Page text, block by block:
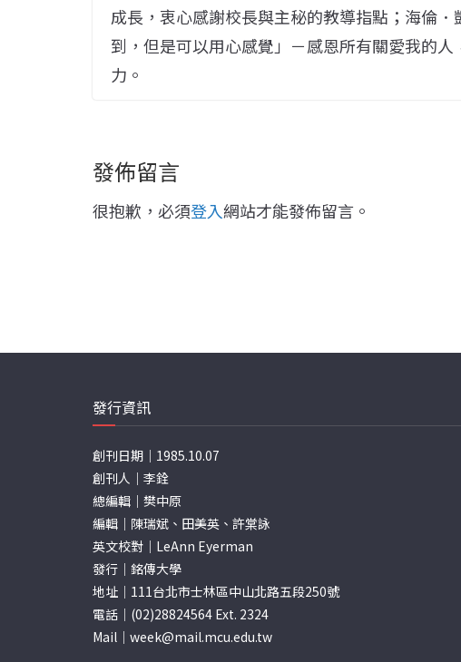
成長，衷心感謝校長與主秘的教導指點；海倫
到，但是可以用心感覺」－感恩所有關愛我的
力。
發佈留言
很抱歉，必須登入網站才能發佈留言。
發行資訊
創刊日期｜1985.10.07
創刊人｜李銓
總編輯｜樊中原
編輯｜陳瑞斌、田美英、許棠詠
英文校對｜LeAnn Eyerman
發行｜銘傳大學
地址｜111台北市士林區中山北路五段250號
電話｜(02)28824564 Ext. 2324
Mail｜ week@mail.mcu.edu.tw